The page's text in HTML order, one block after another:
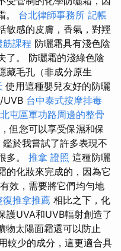
。 台北律師事務所 記帳
敏感的皮膚，香氣，對羥
筋課程 防曬霜具有淺色陰
了。 防曬霜的淺綠色陰
藏毛孔（非成分原生
使用這種嬰兒友好的防曬
UVB 台中泰式按摩排毒
屯區軍功路周邊的整骨
但您可以享受保濕和保
鑑於我嘗試了許多表現不
多。 推拿 證照 這種防曬
的化妝來完成的，因為它
效，需要將它們均勻地
復推拿推薦 相比之下，化
護UVA和UVB輻射創造了
物太陽面霜還可以防止
較少的成分，這更適合具